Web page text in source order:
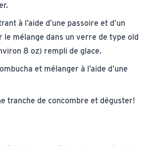
à l’aide d’une passoire et d’un
le mélange dans un verre de type old
8 oz) rempli de glace.
et mélanger à l’aide d’une
tranche de concombre et déguster!